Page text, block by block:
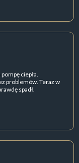
ciepła.
problemów. Teraz w
spadł.